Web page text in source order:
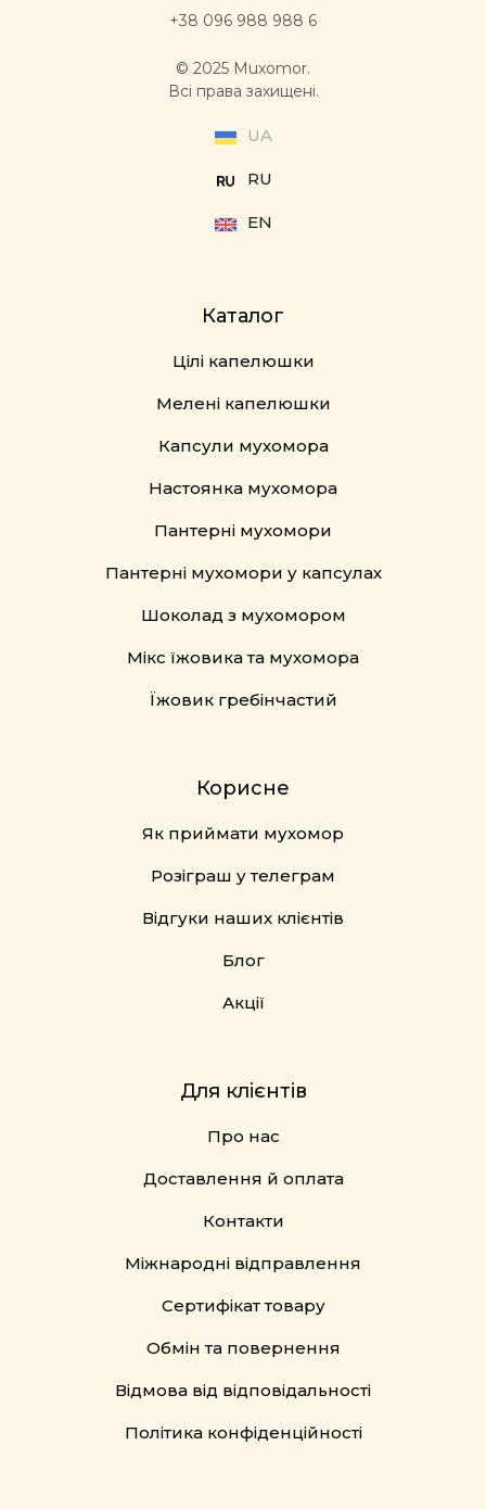
+38 096 988 988 6
© 2025 Muxomor.
Всі права захищені.
UA
RU
EN
Каталог
Цілі капелюшки
Мелені капелюшки
Капсули мухомора
Настоянка мухомора
Пантерні мухомори
Пантерні мухомори у капсулах
Шоколад з мухомором
Мікс їжовика та мухомора
Їжовик гребінчастий
Корисне
Як приймати мухомор
Розіграш у телеграм
Відгуки наших клієнтів
Блог
Акції
Для клієнтів
Про нас
Доставлення й оплата
Контакти
Міжнародні відправлення
Сертифікат товару
Обмін та повернення
Відмова від відповідальності
Політика конфіденційності